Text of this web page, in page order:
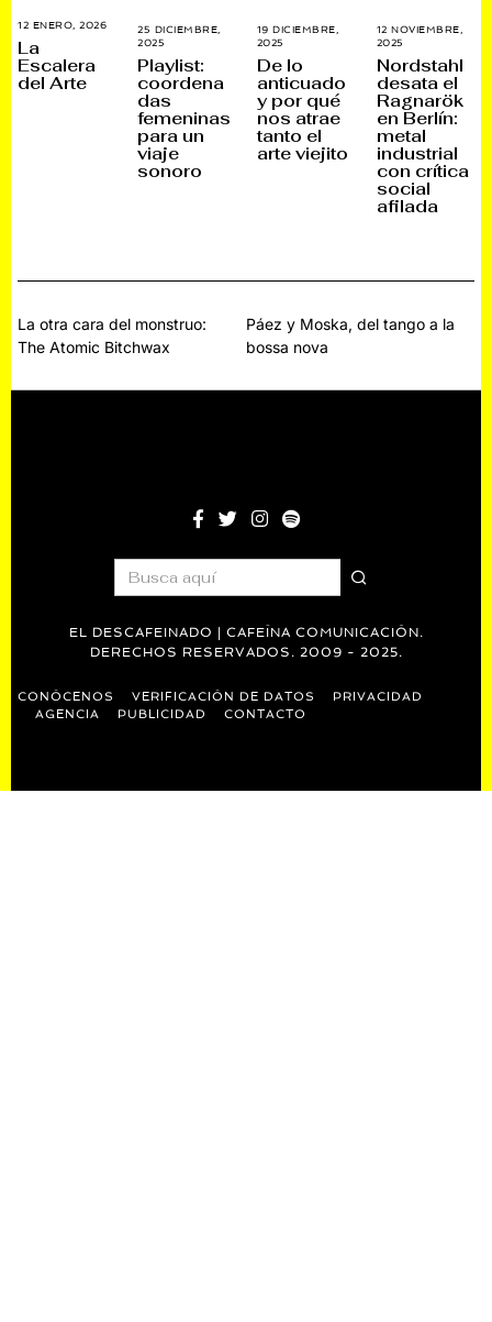
12 ENERO, 2026
La
Escalera
del Arte
25 DICIEMBRE,
2025
D
I
I
M
B
R
Playlist:
coordena
das
femeninas
para un
viaje
sonoro
19 DICIEMBRE,
2025
D
I
I
E
M
R
De lo
anticuado
y por qué
nos atrae
tanto el
arte viejito
12 NOVIEMBRE,
2025
N
O
V
I
E
M
R
E
,
0
Nordstahl
desata el
Ragnarök
en Berlín:
metal
industrial
con crítica
social
afilada
Navegación
de
entradas
La otra cara del monstruo:
The Atomic Bitchwax
Páez y Moska, del tango a la
bossa nova
EL DESCAFEINADO | CAFEÍNA COMUNICACIÓN.
DERECHOS RESERVADOS. 2009 - 2025.
CONÓCENOS VERIFICACIÓN DE DATOS
PRIVACIDAD
AGENCIA
PUBLICIDAD CONTACTO